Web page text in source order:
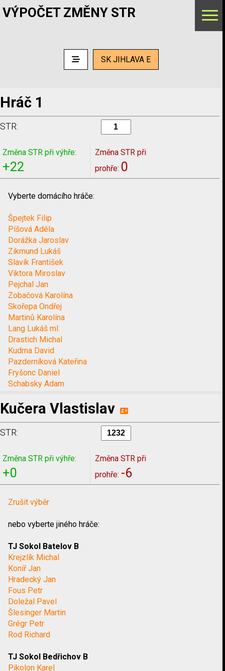
VÝPOČET ZMĚNY STR
SK JIHLAVA E
Hráč 1
STR:
Změna STR při výhře:
+22
Změna STR při
prohře: 0
Vyberte domácího hráče:
Špejtek Filip
Píšová Adéla
Dorážka Jaroslav
Zikmund Lukáš
Slavík František
Viktora Miroslav
Pejchal Jan
Zobačová Karolína
Skořepa Ondřej
Martinů Karolína
Lang Lukáš ml.
Drastich Michal
Kudrna David
Pazderníková Kateřina
Fryšonc Daniel
Schabsky Adam
Kučera Vlastislav
STR:
Změna STR při výhře:
+0
Změna STR při
prohře: -6
Zrušit výběr
nebo vyberte jiného hráče:
TJ Sokol Batelov B
Krejzlík Michal
Koníř Jan
Hradecký Jan
Fous Petr
Doležal Pavel
Šlesinger Martin
Grégr Petr
Rod Richard
TJ Sokol Bedřichov B
Pikolon Karel